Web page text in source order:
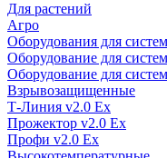
Для растений
Агро
Оборудования для
Оборудование для
Оборудование для
Взрывозащищенные
Т-Линия v2.0 Ex
Прожектор v2.0 Ex
Профи v2.0 Ex